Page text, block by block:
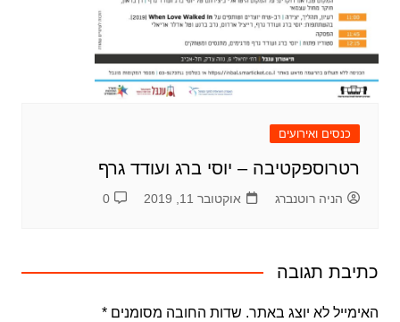
כנסים ואירועים
רטרוספקטיבה – יוסי ברג ועודד גרף
הניה רוטנברג אוקטובר 11, 2019 0
כתיבת תגובה
האימייל לא יוצג באתר. שדות החובה מסומנים *